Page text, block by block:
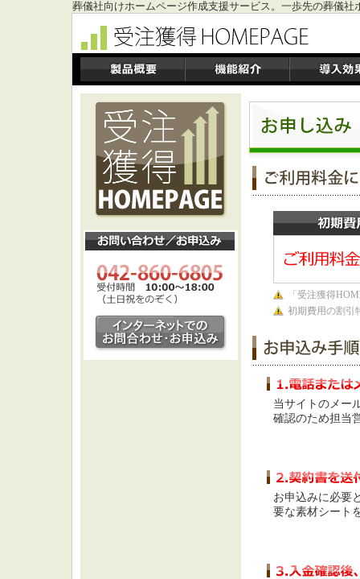
葬儀社向けホームページ作成支援サービス。一歩先の葬儀社
「受注獲得
初期費用の割引
当サイトのメー
確認のため担当
お申込みに必要
要な素材シート